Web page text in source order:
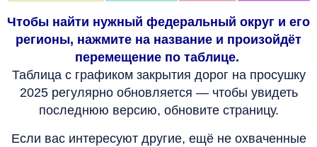
Чтобы найти нужный федеральный округ и его
регионы, нажмите на название и произойдёт
перемещение по таблице.
Таблица с графиком закрытия дорог на просушку
2025 регулярно обновляется — чтобы увидеть
последнюю версию, обновите страницу.
Если вас интересуют другие, ещё не охваченные